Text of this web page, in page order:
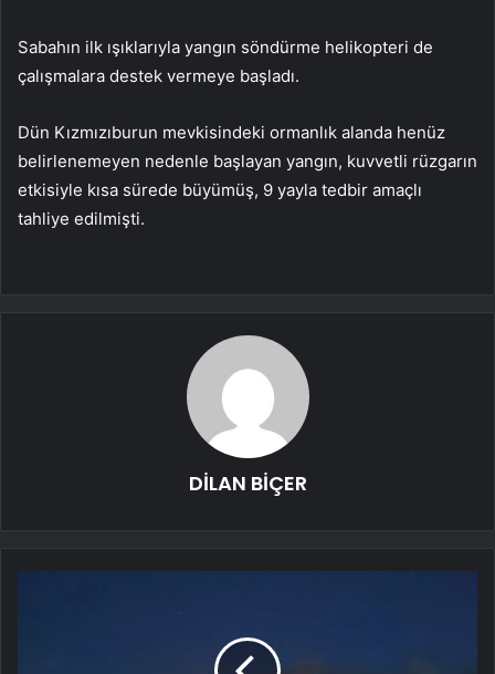
Sabahın ilk ışıklarıyla yangın söndürme helikopteri de
çalışmalara destek vermeye başladı.
Dün Kızmızıburun mevkisindeki ormanlık alanda henüz
belirlenemeyen nedenle başlayan yangın, kuvvetli rüzgarın
etkisiyle kısa sürede büyümüş, 9 yayla tedbir amaçlı
tahliye edilmişti.
DİLAN BİÇER